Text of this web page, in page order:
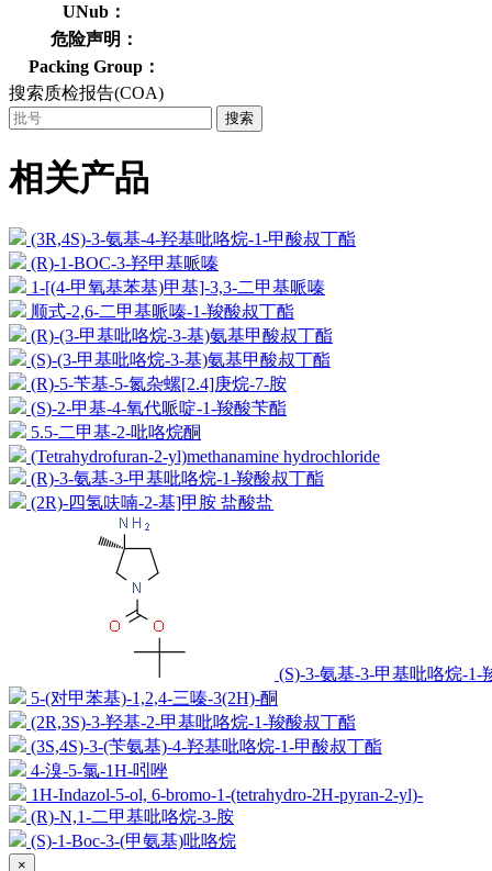
UNub：
危险声明：
Packing Group：
搜索质检报告(COA)
搜索
相关产品
(3R,4S)-3-氨基-4-羟基吡咯烷-1-甲酸叔丁酯
(R)-1-BOC-3-羟甲基哌嗪
1-[(4-甲氧基苯基)甲基]-3,3-二甲基哌嗪
顺式-2,6-二甲基哌嗪-1-羧酸叔丁酯
(R)-(3-甲基吡咯烷-3-基)氨基甲酸叔丁酯
(S)-(3-甲基吡咯烷-3-基)氨基甲酸叔丁酯
(R)-5-苄基-5-氮杂螺[2.4]庚烷-7-胺
(S)-2-甲基-4-氧代哌啶-1-羧酸苄酯
5.5-二甲基-2-吡咯烷酮
(Tetrahydrofuran-2-yl)methanamine hydrochloride
(R)-3-氨基-3-甲基吡咯烷-1-羧酸叔丁酯
(2R)-四氢呋喃-2-基]甲胺 盐酸盐
(S)-3-氨基-3-甲基吡咯烷-1-
5-(对甲苯基)-1,2,4-三嗪-3(2H)-酮
(2R,3S)-3-羟基-2-甲基吡咯烷-1-羧酸叔丁酯
(3S,4S)-3-(苄氨基)-4-羟基吡咯烷-1-甲酸叔丁酯
4-溴-5-氯-1H-吲唑
1H-Indazol-5-ol, 6-bromo-1-(tetrahydro-2H-pyran-2-yl)-
(R)-N,1-二甲基吡咯烷-3-胺
(S)-1-Boc-3-(甲氨基)吡咯烷
×